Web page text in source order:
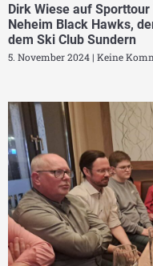
Dirk Wiese auf
Neheim Black Hawks,
dem Ski Club Sundern
5. November 2024 Keine